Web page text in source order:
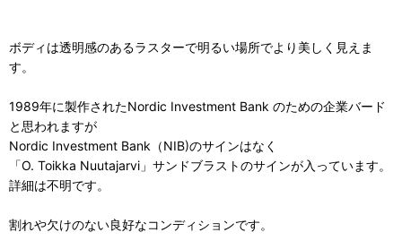
ボディは透明感のあるラスターで明るい場所でより美しく見えま
す。
1989年に製作されたNordic Investment Bank のための企業バード
と思われますが
Nordic Investment Bank（NIB)のサインはなく
「O. Toikka Nuutajarvi」サンドブラストのサインが入っています。
詳細は不明です。
割れや欠けのない良好なコンディションです。